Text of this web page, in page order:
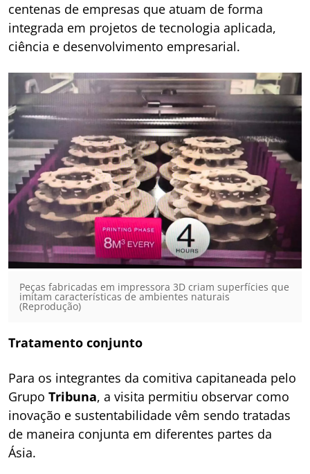
centenas de empresas que atuam de forma
integrada em projetos de tecnologia aplicada,
ciência e desenvolvimento empresarial.
Peças fabricadas em impressora 3D criam superfícies que
imitam características de ambientes naturais
(Reprodução)
Tratamento conjunto
Para os integrantes da comitiva capitaneada pelo
Grupo Tribuna, a visita permitiu observar como
inovação e sustentabilidade vêm sendo tratadas
de maneira conjunta em diferentes partes da
Ásia.